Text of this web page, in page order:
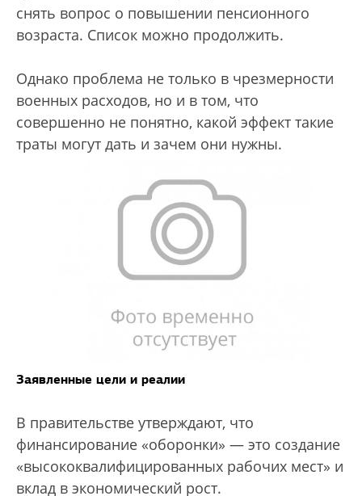
снять вопрос о повышении пенсионного
возраста. Список можно продолжить.
Однако проблема не только в чрезмерности
военных расходов, но и в том, что
совершенно не понятно, какой эффект такие
траты могут дать и зачем они нужны.
Заявленные цели и реалии
В правительстве утверждают, что
финансирование «оборонки» — это создание
«высококвалифицированных рабочих мест» и
вклад в экономический рост.